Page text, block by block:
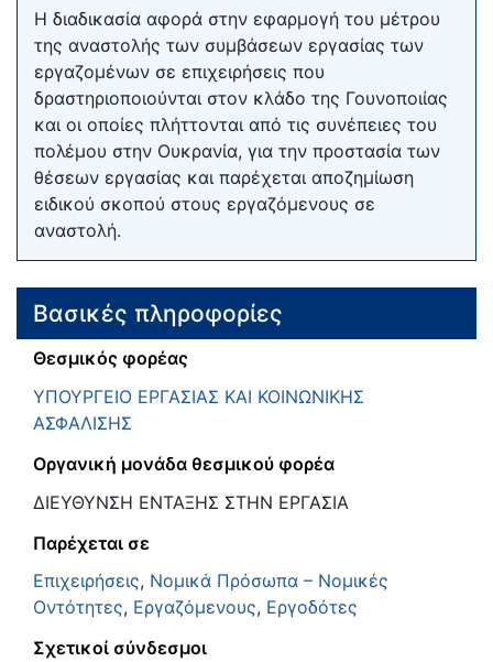
Η διαδικασία αφορά στην εφαρμογή του μέτρου
της αναστολής των συμβάσεων εργασίας των
εργαζομένων σε επιχειρήσεις που
δραστηριοποιούνται στον κλάδο της Γουνοποιίας
και οι οποίες πλήττονται από τις συνέπειες του
πολέμου στην Ουκρανία, για την προστασία των
θέσεων εργασίας και παρέχεται αποζημίωση
ειδικού σκοπού στους εργαζόμενους σε
αναστολή.
Βασικές πληροφορίες
Θεσμικός φορέας
ΥΠΟΥΡΓΕΙΟ ΕΡΓΑΣΙΑΣ ΚΑΙ ΚΟΙΝΩΝΙΚΗΣ
ΑΣΦΑΛΙΣΗΣ
Οργανική μονάδα θεσμικού φορέα
ΔΙΕΥΘΥΝΣΗ ΕΝΤΑΞΗΣ ΣΤΗΝ ΕΡΓΑΣΙΑ
Παρέχεται σε
Επιχειρήσεις, Νομικά Πρόσωπα – Νομικές
Οντότητες, Εργαζόμενους, Εργοδότες
Σχετικοί σύνδεσμοι